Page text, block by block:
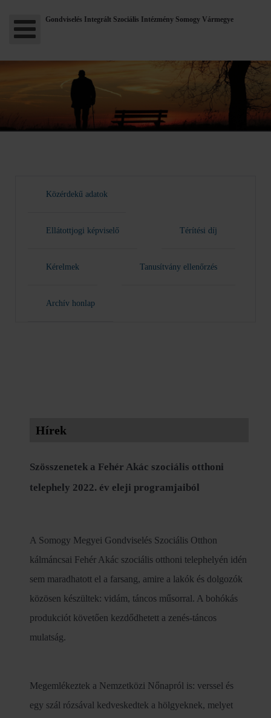
Gondviselés Integrált Szociális Intézmény Somogy Vármegye
Közérdekű adatok
Ellátottjogi képviselő Térítési díj
Kérelmek Tanusítvány ellenőrzés
Archív honlap
Hírek
Szösszenetek a Fehér Akác szociális otthoni
telephely 2022. év eleji programjaiból
A Somogy Megyei Gondviselés Szociális Otthon
kálmáncsai Fehér Akác szociális otthoni telephelyén idén
sem maradhatott el a farsang, amire a lakók és dolgozók
közösen készültek: vidám, táncos műsorral. A bohókás
produkciót követően kezdődhetett a zenés-táncos
mulatság.
Megemlékeztek a Nemzetközi Nőnapról is: verssel és
egy szál rózsával kedveskedtek a hölgyeknek, melyet